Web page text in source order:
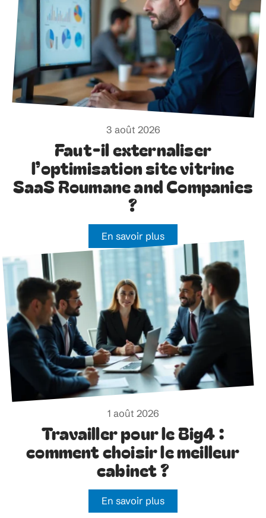
3 août 2026
Faut-il externaliser
l’optimisation site vitrine
SaaS Roumane and Companies
?
En savoir plus
1 août 2026
Travailler pour le Big4 :
comment choisir le meilleur
cabinet ?
En savoir plus